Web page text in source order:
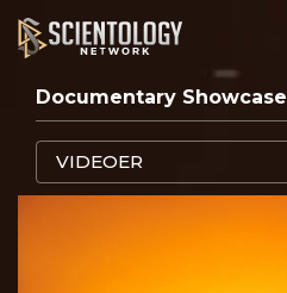
Documentary Showcase
VIDEOER